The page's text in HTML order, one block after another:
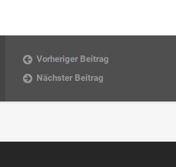
Vorheriger Beitrag
Nächster Beitrag